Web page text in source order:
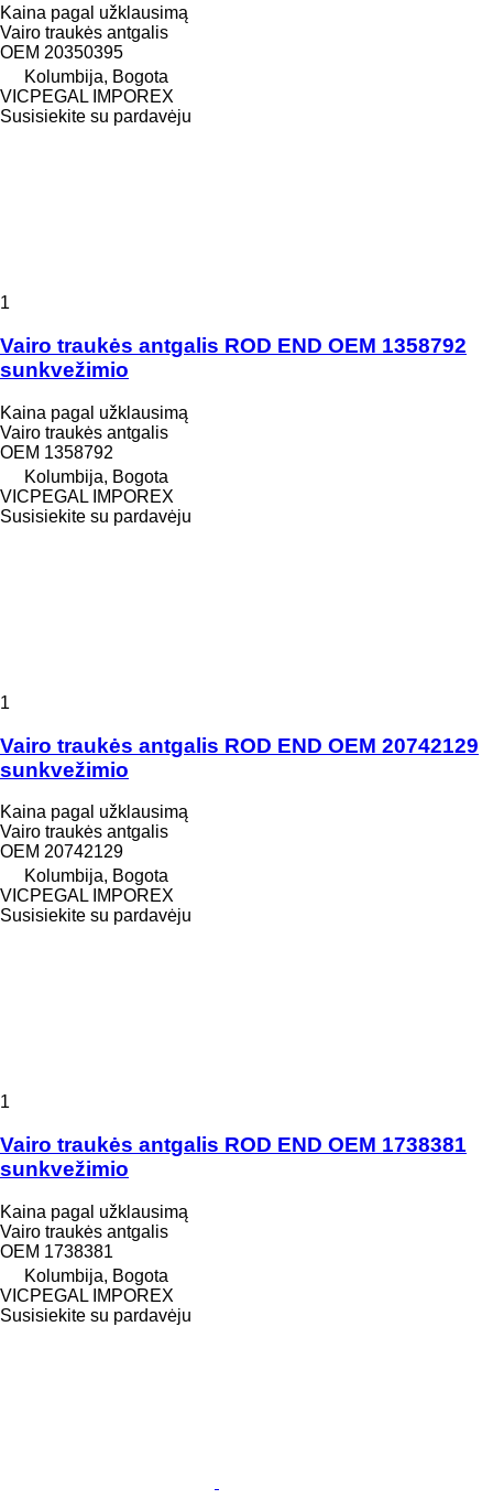
Kaina pagal užklausimą
Vairo traukės antgalis
OEM 20350395
Kolumbija, Bogota
VICPEGAL IMPOREX
Susisiekite su pardavėju
1
Vairo traukės antgalis ROD END OEM 1358792
sunkvežimio
Kaina pagal užklausimą
Vairo traukės antgalis
OEM 1358792
Kolumbija, Bogota
VICPEGAL IMPOREX
Susisiekite su pardavėju
1
Vairo traukės antgalis ROD END OEM 20742129
sunkvežimio
Kaina pagal užklausimą
Vairo traukės antgalis
OEM 20742129
Kolumbija, Bogota
VICPEGAL IMPOREX
Susisiekite su pardavėju
1
Vairo traukės antgalis ROD END OEM 1738381
sunkvežimio
Kaina pagal užklausimą
Vairo traukės antgalis
OEM 1738381
Kolumbija, Bogota
VICPEGAL IMPOREX
Susisiekite su pardavėju